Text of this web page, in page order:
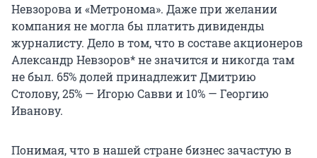
Невзорова и «Метронома». Даже при желании
компания не могла бы платить дивиденды
журналисту. Дело в том, что в составе акционеров
Александр Невзоров* не значится и никогда там
не был. 65% долей принадлежит Дмитрию
Столову, 25% — Игорю Савви и 10% — Георгию
Иванову.
Понимая, что в нашей стране бизнес зачастую в